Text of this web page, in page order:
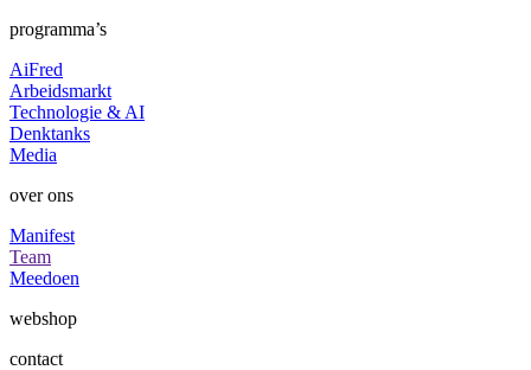
programma’s
AiFred
Arbeidsmarkt
Technologie & AI
Denktanks
Media
over ons
Manifest
Team
Meedoen
webshop
contact